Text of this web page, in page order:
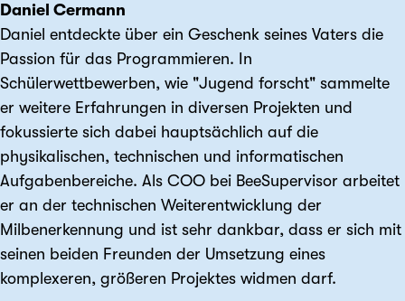
Daniel Cermann
Daniel entdeckte über ein Geschenk seines Vaters die
Passion für das Programmieren. In
Schülerwettbewerben, wie "Jugend forscht" sammelte
er weitere Erfahrungen in diversen Projekten und
fokussierte sich dabei hauptsächlich auf die
physikalischen, technischen und informatischen
Aufgabenbereiche. Als COO bei BeeSupervisor arbeitet
er an der technischen Weiterentwicklung der
Milbenerkennung und ist sehr dankbar, dass er sich mit
seinen beiden Freunden der Umsetzung eines
komplexeren, größeren Projektes widmen darf.